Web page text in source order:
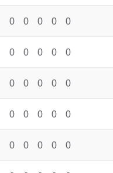
0
0
0
0
0
0
0
0
0
0
0
0
0
0
0
0
0
0
0
0
0
0
0
0
0